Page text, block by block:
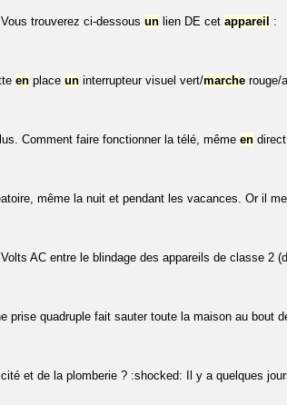
trouverez ci-dessous un lien DE cet appareil
:
en place un interrupteur visuel vert/marche rouge/
Comment faire fonctionner la télé, même en
même la nuit et pendant les vacances. Or il me
AC entre le blindage des appareils de classe 2
prise quadruple fait sauter toute la maison au bout
et de la plomberie ? :shocked: Il y a quelques